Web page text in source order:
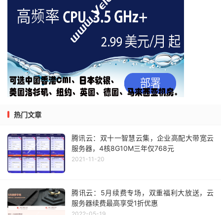
热门文章
腾讯云：双十一智慧云集，企业高配大带宽云
服务器，4核8G10M三年仅768元
2021-11-20
腾讯云：5月续费专场，双重福利大放送，云
服务器续费最高享受1折优惠